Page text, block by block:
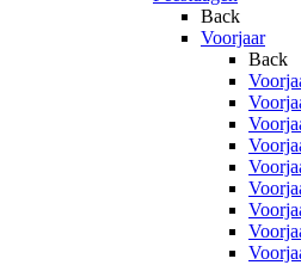
Back
Voorjaar
Back